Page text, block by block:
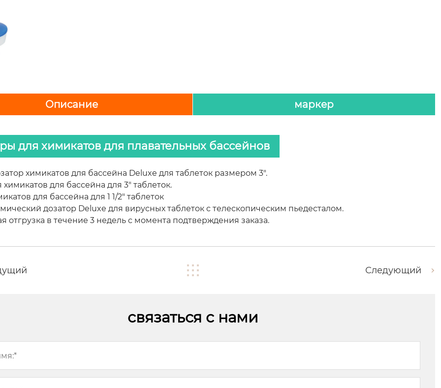
Описание маркер
для химикатов для плавательных бассейнов
химикатов для бассейна Deluxe для таблеток размером 3".
химикатов для бассейна для 3" таблеток.
для бассейна для 1 1/2" таблеток
дозатор Deluxe для вирусных таблеток с телескопическим пьедесталом.
отгрузка в течение 3 недель с момента подтверждения заказа.
Следующий
связаться с нами